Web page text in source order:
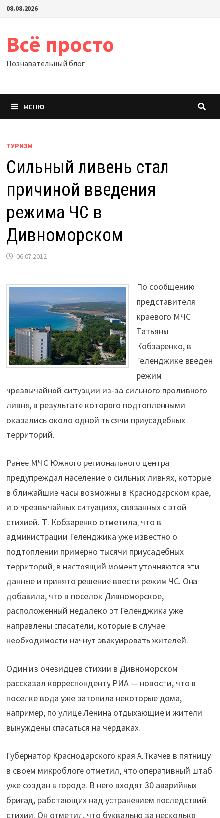
Перейти
08.08.2026
Всё просто
Познавательный блог
МЕНЮ
ТУРИЗМ
Сильный ливень стал
причиной введения
режима ЧС в
Дивноморском
06.07.2012
По сообщению
представителя
краевого МЧС
Татьяны
Кобзаренко, в
Геленджике введен
режим
чрезвычайной ситуации из-за сильного проливного
ливня, в результате которого подтопленными
оказались около одной тысячи приусадебных
территорий.
Ранее МЧС Южного регионального центра
предупреждал население о сильных ливнях, которые
в ближайшие часы возможны в Краснодарском крае,
и о чрезвычайных ситуациях, связанных с этой
стихией. Т. Кобзаренко отметила, что в
администрации Геленджика уже известно о
подтоплении примерно тысячи приусадебных
территорий, в настоящий момент уточняются эти
данные и принято решение ввести режим ЧС. Она
добавила, что в поселок Дивноморское,
расположенный недалеко от Геленджика уже
направлены спасатели, которые в случае
необходимости начнут эвакуировать жителей.
Один из очевидцев стихии в Дивноморском
рассказал корреспонденту РИА — новости, что в
поселке вода уже затопила некоторые дома,
например, по улице Ленина отдыхающие и жители
вынуждены спасаться на чердаках.
Губернатор Краснодарского края А.Ткачев в пятницу
в своем микроблоге отметил, что оперативный штаб
уже создан в городе. В него входят 30 аварийных
бригад, работающих над устранением последствий
стихии. Он отметил, что буквально за несколько